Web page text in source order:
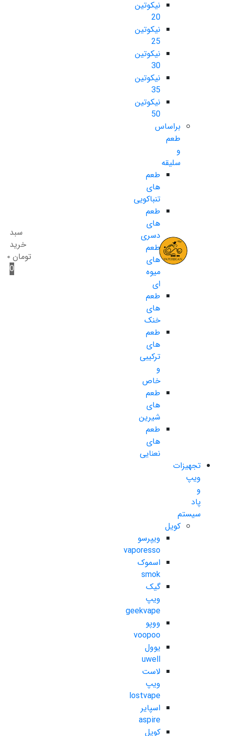
نیکوتین
20
نیکوتین
25
نیکوتین
30
نیکوتین
35
نیکوتین
50
براساس
طعم
و
سلیقه
طعم
های
تنباکویی
طعم
های
دسری
طعم
های
میوه
ای
طعم
های
خنک
طعم
های
ترکیبی
و
خاص
طعم
های
شیرین
طعم
های
نعنایی
تجهیزات
ویپ
و
پاد
سیستم
کویل
ویپرسو
vaporesso
اسموک
smok
گیک
ویپ
geekvape
ووپو
voopoo
یوول
uwell
لاست
ویپ
lostvape
اسپایر
aspire
کویل
سبد
خرید
تومان ۰
0